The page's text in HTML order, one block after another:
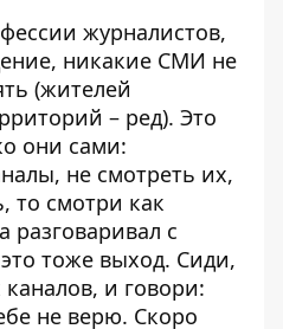
журналистов,
никакие СМИ не
(жителей
– ред). Это
они сами:
не смотреть их,
то смотри как
разговаривал с
тоже выход. Сиди,
и говори:
не верю. Скоро